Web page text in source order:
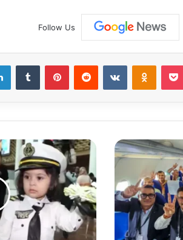
Follow Us
LinkedInTumblr PinterestReddit VKontakte
Noida
International
Airport:
नोएडा
इंटरनेशनल
बुधवार